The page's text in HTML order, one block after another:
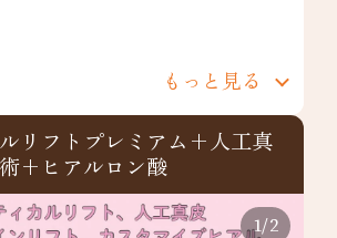
もっと見る
リフトプレミアム+人工真
+ヒアルロン酸
1/2